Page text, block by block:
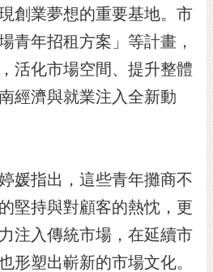
創業夢想的重要基地。市
青年招租方案」等計畫，
活化市場空間、提升整體
經濟與就業注入全新動
媛指出，這些青年攤商不
堅持與對顧客的熱忱，更
注入傳統市場，在延續市
形塑出嶄新的市場文化。